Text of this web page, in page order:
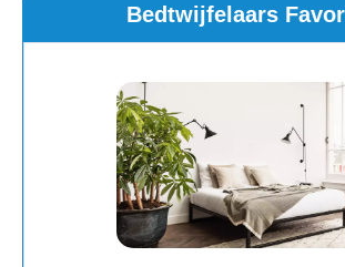
Bedtwijfelaars